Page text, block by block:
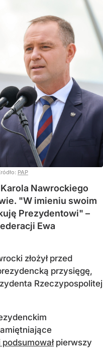
PAP
Nawrockiego
"W imieniu swoim
Prezydentowi" –
Ewa
złożył przed
przysięgę,
Rzeczypospolitej
pierwszy